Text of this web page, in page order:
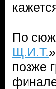
По
Щ.И.Т.
позже